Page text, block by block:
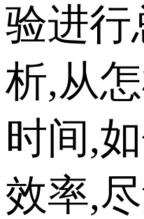
验进行
析,从
时间,
效率,